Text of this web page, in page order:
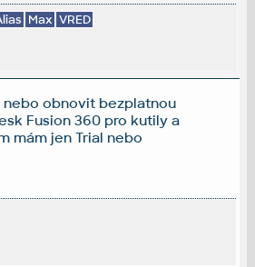
Max VRED
obnovit bezplatnou
Fusion 360 pro kutily a
mám jen Trial nebo